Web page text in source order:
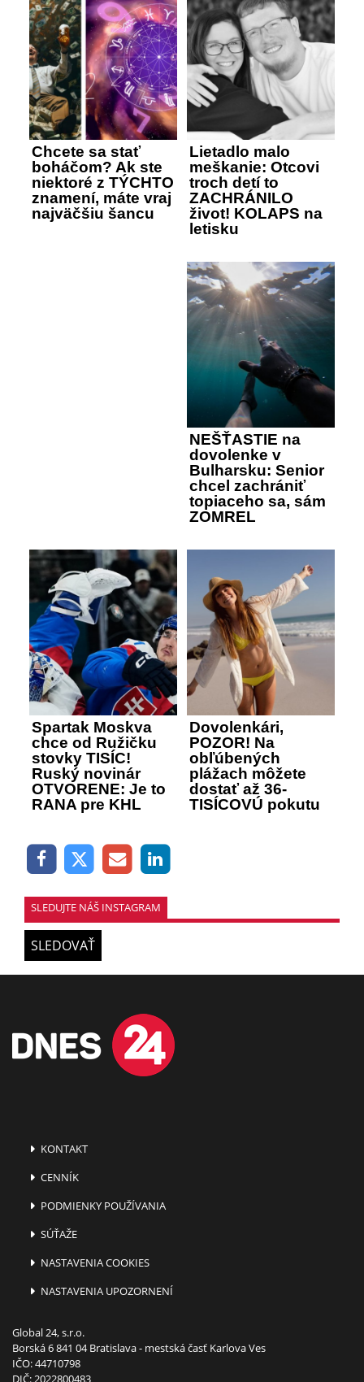
Chcete sa stať
boháčom? Ak ste
niektoré z TÝCHTO
znamení, máte vraj
najväčšiu šancu
Lietadlo malo
meškanie: Otcovi
troch detí to
ZACHRÁNILO
život! KOLAPS na
letisku
NEŠŤASTIE na
dovolenke v
Bulharsku: Senior
chcel zachrániť
topiaceho sa, sám
ZOMREL
Spartak Moskva
chce od Ružičku
stovky TISÍC!
Ruský novinár
OTVORENE: Je to
RANA pre KHL
Dovolenkári,
POZOR! Na
obľúbených
plážach môžete
dostať až 36-
TISÍCOVÚ pokutu
SLEDUJTE NÁŠ INSTAGRAM
SLEDOVAŤ
KONTAKT
CENNÍK
PODMIENKY POUŽÍVANIA
SÚŤAŽE
NASTAVENIA COOKIES
NASTAVENIA UPOZORNENÍ
Global 24, s.r.o.
Borská 6 841 04 Bratislava - mestská časť Karlova Ves
IČO: 44710798
DIČ: 2022800483